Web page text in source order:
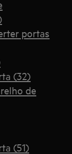
portas
(32)
de
(51)